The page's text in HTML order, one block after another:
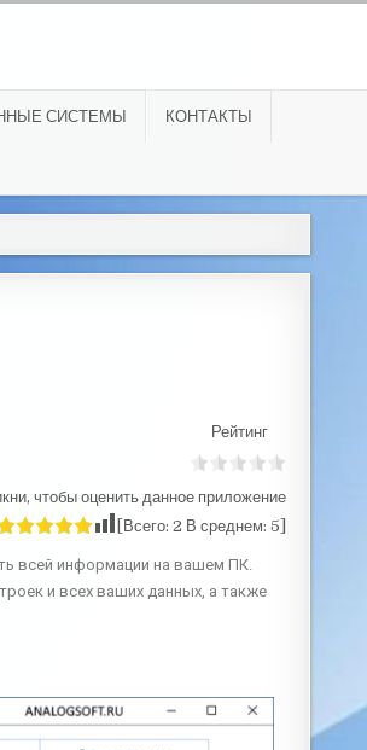
СИСТЕМЫ КОНТАКТЫ
Рейтинг
чтобы оценить данное приложение
[Всего: 2 В среднем: 5
всей информации на вашем ПК.
и всех ваших данных, а также